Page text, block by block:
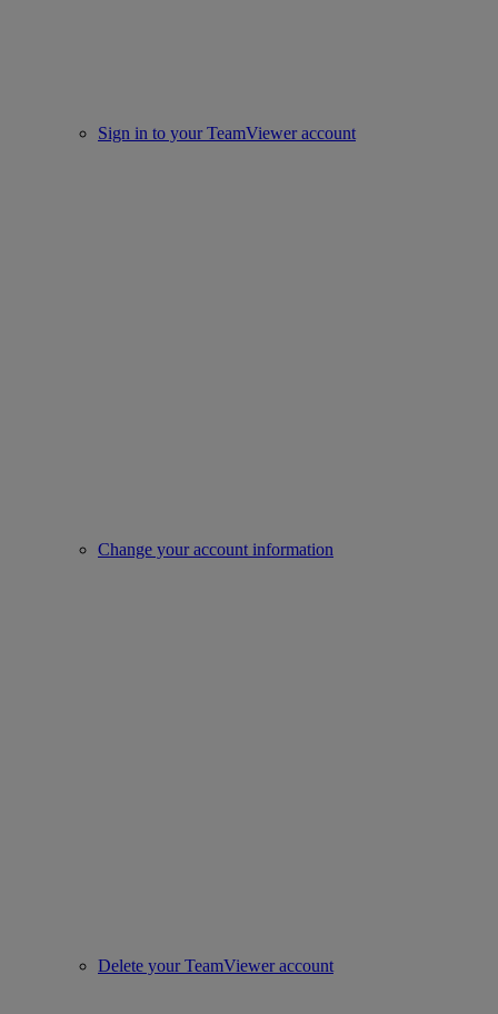
Sign in to your TeamViewer account
Change your account information
Delete your TeamViewer account